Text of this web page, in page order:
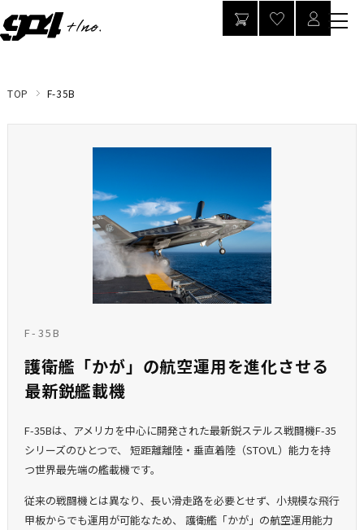
TOP F-35B
F-35B
護衛艦「かが」の航空運用を進化させる
最新鋭艦載機
F-35Bは、アメリカを中心に開発された最新鋭ステルス戦闘機F-35
シリーズのひとつで、 短距離離陸・垂直着陸（STOVL）能力を持
つ世界最先端の艦載機です。
従来の戦闘機とは異なり、長い滑走路を必要とせず、小規模な飛行
甲板からでも運用が可能なため、 護衛艦「かが」の航空運用能力